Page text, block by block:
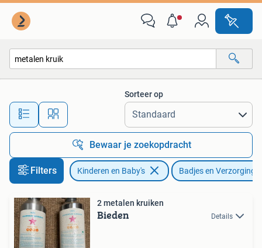
Alle afstanden…
Sorteer op
Bewaar je zoekopdracht
Filters Kinderen en Baby's Badjes en Verzorging
2 metalen kruiken
Bieden Details